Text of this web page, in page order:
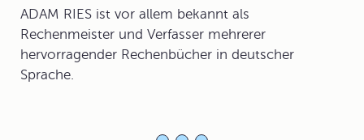
ADAM RIES ist vor allem bekannt als
Rechenmeister und Verfasser mehrerer
hervorragender Rechenbücher in deutscher
Sprache.